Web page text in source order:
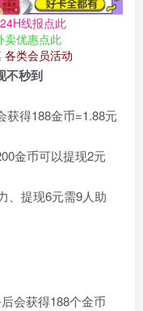
24H线报点此
卖优惠点此
各类会员活动
不秒到
获得188金币=1.88元
金币可以提现2元
、提现6元需9人助
会获得188个金币